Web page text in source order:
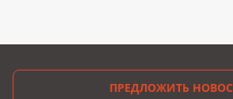
ПРЕДЛОЖИТЬ